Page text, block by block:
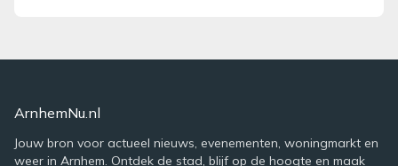
ArnhemNu.nl
Jouw bron voor actueel nieuws, evenementen, woningmarkt en
weer in Arnhem. Ontdek de stad, blijf op de hoogte en maak